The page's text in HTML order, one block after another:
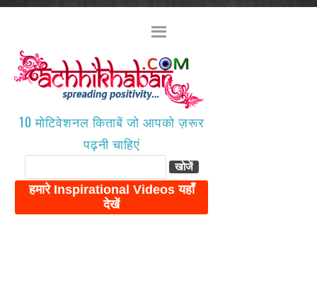
10 मोटिवेशनल किताबें जो आपको ज़रूर
पढ़नी चाहिएं